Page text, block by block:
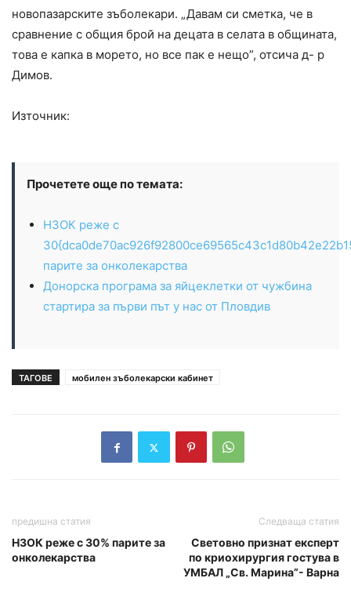
новопазарските зъболекари. „Давам си сметка, че в
сравнение с общия брой на децата в селата в общината,
това е капка в морето, но все пак е нещо”, отсича д- р
Димов.
Източник:
Прочетете още по темата:
НЗОК реже с
парите за онколекарства
Донорска програма за яйцеклетки от чужбина
стартира за първи път у нас от Пловдив
ТАГОВЕ мобилен зъболекарски кабинет
предишна статия
НЗОК реже с 30% парите за
онколекарства
Следваща статия
Световно признат експерт
по криохирургия гостува в
УМБАЛ „Св. Марина”- Варна